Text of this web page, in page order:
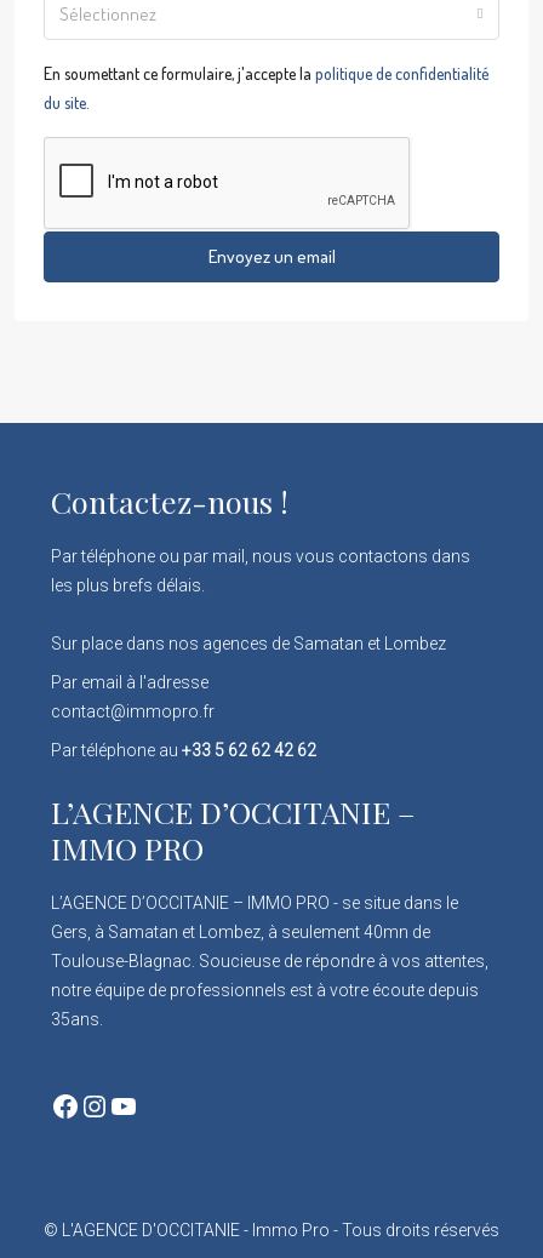
Sélectionnez
En soumettant ce formulaire, j'accepte la politique de confidentialité
du site.
Envoyez un email
Contactez-nous !
Par téléphone ou par mail, nous vous contactons dans
les plus brefs délais.
Sur place dans nos agences de Samatan et Lombez
Par email à l'adresse
contact@immopro.fr
Par téléphone au +33 5 62 62 42 62
L’AGENCE D’OCCITANIE –
IMMO PRO
L’AGENCE D’OCCITANIE – IMMO PRO - se situe dans le
Gers, à Samatan et Lombez, à seulement 40mn de
Toulouse-Blagnac. Soucieuse de répondre à vos attentes,
notre équipe de professionnels est à votre écoute depuis
35ans.
Facebook
Instagram
YouTube
© L'AGENCE D'OCCITANIE - Immo Pro - Tous droits réservés